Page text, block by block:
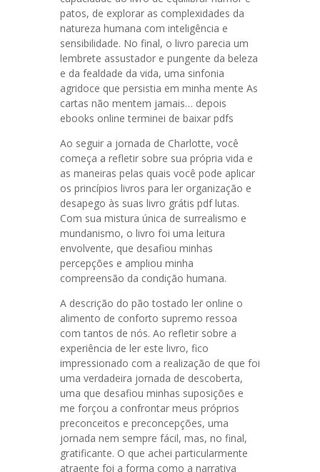
patos, de explorar as complexidades da
natureza humana com inteligência e
sensibilidade. No final, o livro parecia um
lembrete assustador e pungente da beleza
e da fealdade da vida, uma sinfonia
agridoce que persistia em minha mente As
cartas não mentem jamais… depois
ebooks online terminei de baixar pdfs
Ao seguir a jornada de Charlotte, você
começa a refletir sobre sua própria vida e
as maneiras pelas quais você pode aplicar
os princípios livros para ler organização e
desapego às suas livro grátis pdf lutas.
Com sua mistura única de surrealismo e
mundanismo, o livro foi uma leitura
envolvente, que desafiou minhas
percepções e ampliou minha
compreensão da condição humana.
A descrição do pão tostado ler online o
alimento de conforto supremo ressoa
com tantos de nós. Ao refletir sobre a
experiência de ler este livro, fico
impressionado com a realização de que foi
uma verdadeira jornada de descoberta,
uma que desafiou minhas suposições e
me forçou a confrontar meus próprios
preconceitos e preconcepções, uma
jornada nem sempre fácil, mas, no final,
gratificante. O que achei particularmente
atraente foi a forma como a narrativa